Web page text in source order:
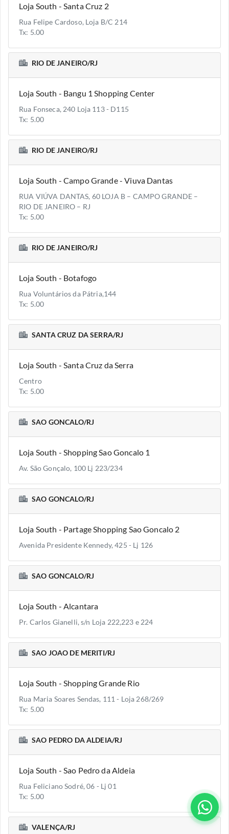
Loja South - Santa Cruz 2
Rua Felipe Cardoso, Loja B/C 214
Tx: 5.00
RIO DE JANEIRO/RJ
Loja South - Bangu 1 Shopping Center
Rua Fonseca, 240 Loja 113 - D115
Tx: 5.00
RIO DE JANEIRO/RJ
Loja South - Campo Grande - Viuva Dantas
RUA VIÚVA DANTAS, 60 LOJA B – CAMPO GRANDE –
RIO DE JANEIRO – RJ
Tx: 5.00
RIO DE JANEIRO/RJ
Loja South - Botafogo
Rua Voluntários da Pátria,144
Tx: 5.00
SANTA CRUZ DA SERRA/RJ
Loja South - Santa Cruz da Serra
Centro
Tx: 5.00
SAO GONCALO/RJ
Loja South - Shopping Sao Goncalo 1
Av. São Gonçalo, 100 Lj 223/234
SAO GONCALO/RJ
Loja South - Partage Shopping Sao Goncalo 2
Avenida Presidente Kennedy, 425 - Lj 126
SAO GONCALO/RJ
Loja South - Alcantara
Pr. Carlos Gianelli, s/n Loja 222,223 e 224
SAO JOAO DE MERITI/RJ
Loja South - Shopping Grande Rio
Rua Maria Soares Sendas, 111 - Loja 268/269
Tx: 5.00
SAO PEDRO DA ALDEIA/RJ
Loja South - Sao Pedro da Aldeia
Rua Feliciano Sodré, 06 - Lj 01
Tx: 5.00
VALENÇA/RJ